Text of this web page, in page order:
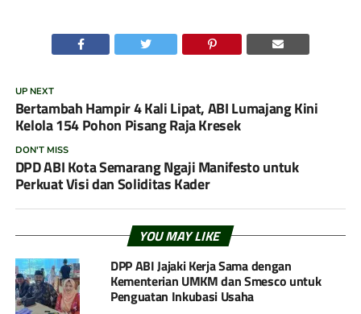
UP NEXT
Bertambah Hampir 4 Kali Lipat, ABI Lumajang Kini
Kelola 154 Pohon Pisang Raja Kresek
DON'T MISS
DPD ABI Kota Semarang Ngaji Manifesto untuk
Perkuat Visi dan Soliditas Kader
YOU MAY LIKE
DPP ABI Jajaki Kerja Sama dengan
Kementerian UMKM dan Smesco untuk
Penguatan Inkubasi Usaha